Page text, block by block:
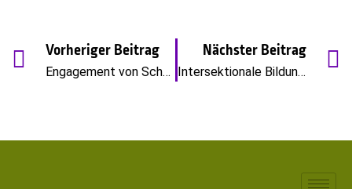
Vorheriger Beitrag
Engagement von Schüler*innen unterstützen! – Leitfaden zur Gründung und Begleitung einer Queeren AG (Oktober 2022)
Nächster Beitrag
Intersektionale Bildungsboxen – Diversitysensible Kinder- und Jugendliteratur zu sexueller und geschlechtlicher Vielfalt für vier Altersstufen (2023)